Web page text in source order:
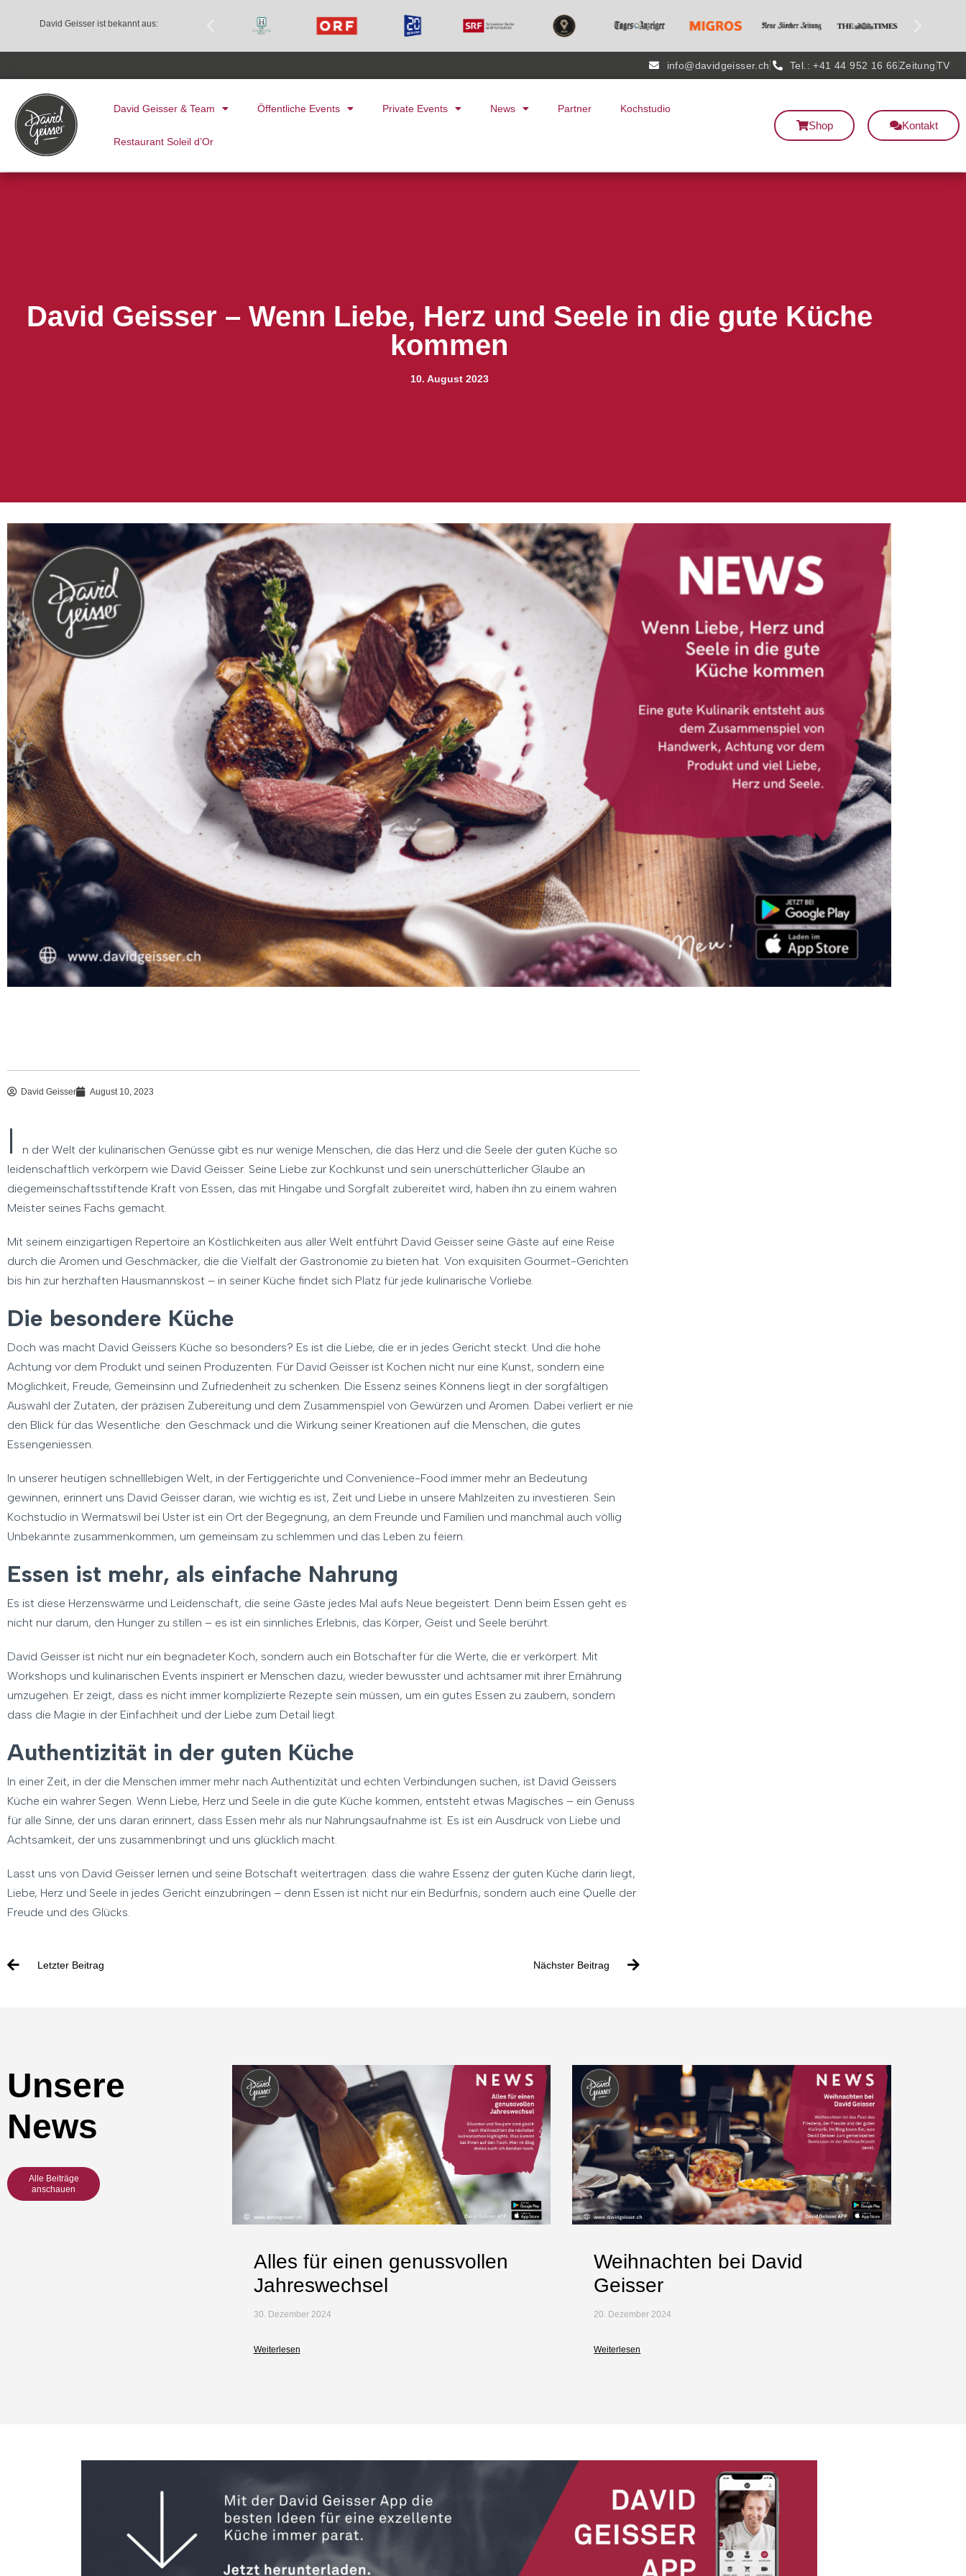
David Geisser ist bekannt aus:
info@davidgeisser.ch Tel.: +41 44 952 16 66ZeitungTV
David Geisser & Team Öffentliche Events Private Events News Partner Kochstudio
Restaurant Soleil d’Or
Shop Kontakt
David Geisser – Wenn Liebe, Herz und Seele in die gute Küche
kommen
10. August 2023
David Geisser August 10, 2023
I
n der Welt der kulinarischen Genüsse gibt es nur wenige Menschen, die das Herz und die Seele der guten Küche so
leidenschaftlich verkörpern wie David Geisser. Seine Liebe zur Kochkunst und sein unerschütterlicher Glaube an
diegemeinschaftsstiftende Kraft von Essen, das mit Hingabe und Sorgfalt zubereitet wird, haben ihn zu einem wahren
Meister seines Fachs gemacht.
Mit seinem einzigartigen Repertoire an Köstlichkeiten aus aller Welt entführt David Geisser seine Gäste auf eine Reise
durch die Aromen und Geschmäcker, die die Vielfalt der Gastronomie zu bieten hat. Von exquisiten Gourmet-Gerichten
bis hin zur herzhaften Hausmannskost – in seiner Küche findet sich Platz für jede kulinarische Vorliebe.
Die besondere Küche
Doch was macht David Geissers Küche so besonders? Es ist die Liebe, die er in jedes Gericht steckt. Und die hohe
Achtung vor dem Produkt und seinen Produzenten. Für David Geisser ist Kochen nicht nur eine Kunst, sondern eine
Möglichkeit, Freude, Gemeinsinn und Zufriedenheit zu schenken. Die Essenz seines Könnens liegt in der sorgfältigen
Auswahl der Zutaten, der präzisen Zubereitung und dem Zusammenspiel von Gewürzen und Aromen. Dabei verliert er nie
den Blick für das Wesentliche: den Geschmack und die Wirkung seiner Kreationen auf die Menschen, die gutes
Essengeniessen.
In unserer heutigen schnelllebigen Welt, in der Fertiggerichte und Convenience-Food immer mehr an Bedeutung
gewinnen, erinnert uns David Geisser daran, wie wichtig es ist, Zeit und Liebe in unsere Mahlzeiten zu investieren. Sein
Kochstudio in Wermatswil bei Uster ist ein Ort der Begegnung, an dem Freunde und Familien und manchmal auch völlig
Unbekannte zusammenkommen, um gemeinsam zu schlemmen und das Leben zu feiern.
Essen ist mehr, als einfache Nahrung
Es ist diese Herzenswärme und Leidenschaft, die seine Gäste jedes Mal aufs Neue begeistert. Denn beim Essen geht es
nicht nur darum, den Hunger zu stillen – es ist ein sinnliches Erlebnis, das Körper, Geist und Seele berührt.
David Geisser ist nicht nur ein begnadeter Koch, sondern auch ein Botschafter für die Werte, die er verkörpert. Mit
Workshops und kulinarischen Events inspiriert er Menschen dazu, wieder bewusster und achtsamer mit ihrer Ernährung
umzugehen. Er zeigt, dass es nicht immer komplizierte Rezepte sein müssen, um ein gutes Essen zu zaubern, sondern
dass die Magie in der Einfachheit und der Liebe zum Detail liegt.
Authentizität in der guten Küche
In einer Zeit, in der die Menschen immer mehr nach Authentizität und echten Verbindungen suchen, ist David Geissers
Küche ein wahrer Segen. Wenn Liebe, Herz und Seele in die gute Küche kommen, entsteht etwas Magisches – ein Genuss
für alle Sinne, der uns daran erinnert, dass Essen mehr als nur Nahrungsaufnahme ist. Es ist ein Ausdruck von Liebe und
Achtsamkeit, der uns zusammenbringt und uns glücklich macht.
Lasst uns von David Geisser lernen und seine Botschaft weitertragen: dass die wahre Essenz der guten Küche darin liegt,
Liebe, Herz und Seele in jedes Gericht einzubringen – denn Essen ist nicht nur ein Bedürfnis, sondern auch eine Quelle der
Freude und des Glücks.
Letzter Beitrag Nächster Beitrag
Unsere
News
Alle Beiträge
anschauen
Alles für einen genussvollen
Jahreswechsel
30. Dezember 2024
Weiterlesen
Weihnachten bei David
Geisser
20. Dezember 2024
Weiterlesen